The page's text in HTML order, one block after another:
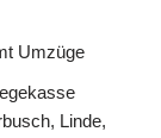
Umzüge
Linde,